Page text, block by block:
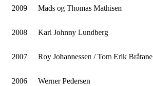
2009 Mads og Thomas Mathisen
2008 Karl Johnny Lundberg
2007 Roy Johannessen / Tom Erik Bråtane
2006 Werner Pedersen